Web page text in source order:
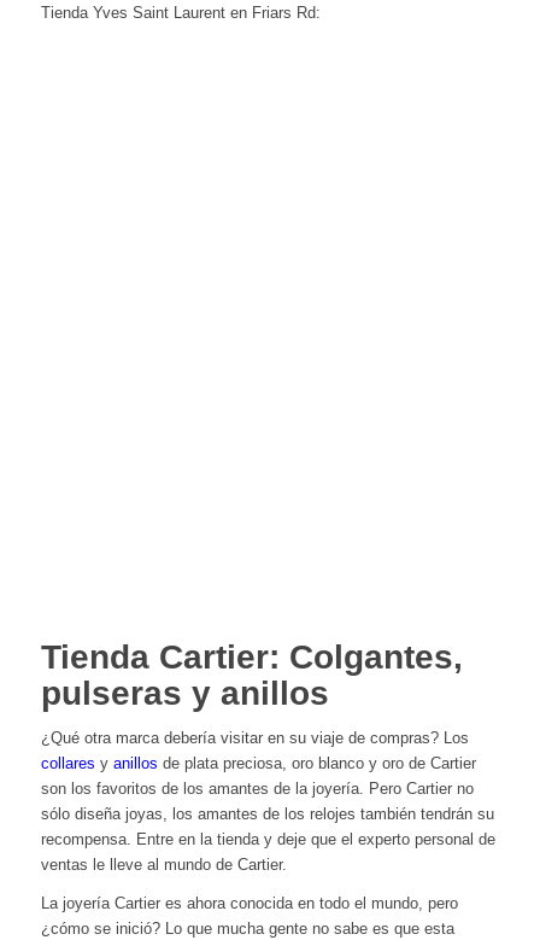
Tienda Yves Saint Laurent en Friars Rd:
Tienda Cartier: Colgantes,
pulseras y anillos
¿Qué otra marca debería visitar en su viaje de compras? Los
collares y anillos de plata preciosa, oro blanco y oro de Cartier
son los favoritos de los amantes de la joyería. Pero Cartier no
sólo diseña joyas, los amantes de los relojes también tendrán su
recompensa. Entre en la tienda y deje que el experto personal de
ventas le lleve al mundo de Cartier.
La joyería Cartier es ahora conocida en todo el mundo, pero
¿cómo se inició? Lo que mucha gente no sabe es que esta